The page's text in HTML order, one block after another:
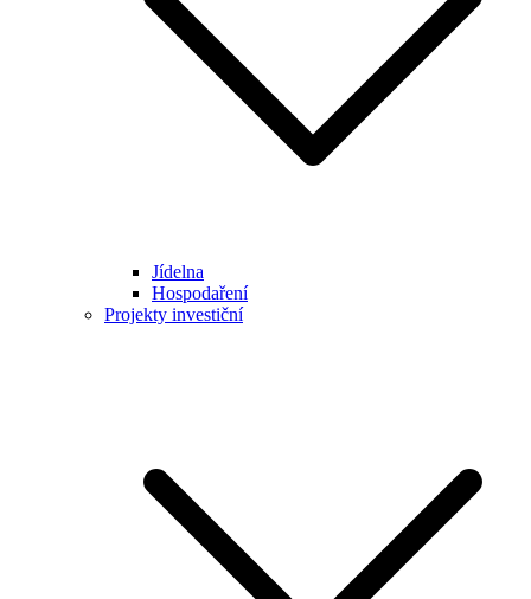
Jídelna
Hospodaření
Projekty investiční